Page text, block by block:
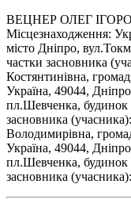
ВЕЦНЕР ОЛЕГ
Місцезнаходження:
місто Дніпро,
частки засновника
Костянтинівна,
Україна, 49044,
пл.Шевченка, будинок
засновника
Володимирівна,
Україна, 49044,
пл.Шевченка, будинок
засновника